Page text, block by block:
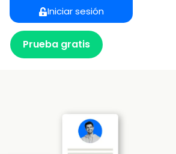
Iniciar sesión
Prueba gratis